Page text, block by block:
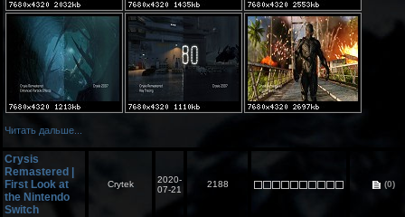
Читать дальше...
Crysis
Remastered |
First Look at
the Nintendo
Switch
Crytek
2020-
07-21
2188 (0)